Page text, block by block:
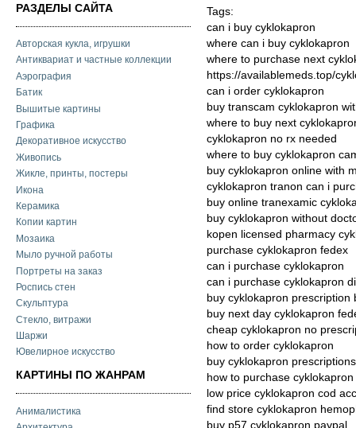
РАЗДЕЛЫ САЙТА
Авторская кукла, игрушки
Антиквариат и частные коллекции
Аэрография
Батик
Вышитые картины
Графика
Декоративное искусство
Живопись
Жикле, принты, постеры
Икона
Керамика
Копии картин
Мозаика
Мыло ручной работы
Портреты на заказ
Роспись стен
Скульптура
Стекло, витражи
Шаржи
Ювелирное искусство
КАРТИНЫ ПО ЖАНРАМ
Анималистика
Tags:
can i buy cyklokapron
where can i buy cyklokapron
where to purchase next
https://availablemeds.top/
can i order cyklokapron
buy transcam cyklokapron
where to buy next
cyklokapron no rx needed
where to buy cyklokapron
buy cyklokapron online with
cyklokapron tranon can i
buy online tranexamic
buy cyklokapron without
kopen licensed pharmacy
purchase cyklokapron fedex
can i purchase cyklokapron
can i purchase cyklokapron
buy cyklokapron prescription
buy next day cyklokapron
cheap cyklokapron no
how to order cyklokapron
buy cyklokapron
how to purchase cyklokapron
low price cyklokapron cod
find store cyklokapron
buy p57 cyklokapron paypal